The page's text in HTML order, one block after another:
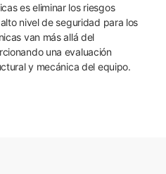
es eliminar los riesgos
nivel de seguridad para los
van más allá del
una evaluación
y mecánica del equipo.